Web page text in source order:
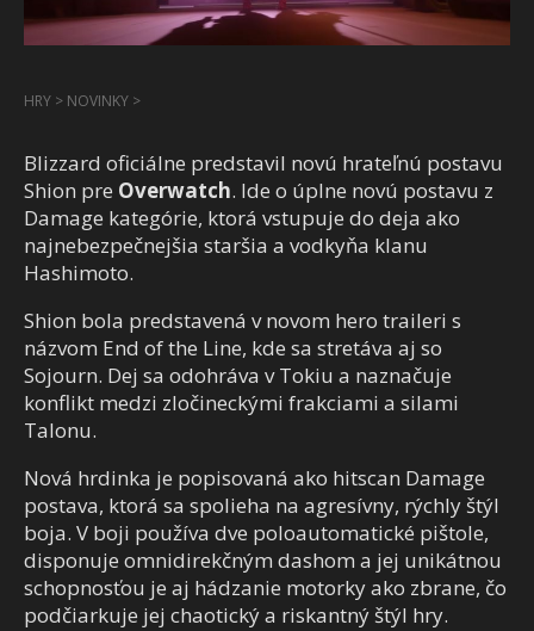
HRY > NOVINKY >
Blizzard oficiálne predstavil novú hrateľnú postavu
Shion pre Overwatch. Ide o úplne novú postavu z
Damage kategórie, ktorá vstupuje do deja ako
najnebezpečnejšia staršia a vodkyňa klanu
Hashimoto.
Shion bola predstavená v novom hero traileri s
názvom End of the Line, kde sa stretáva aj so
Sojourn. Dej sa odohráva v Tokiu a naznačuje
konflikt medzi zločineckými frakciami a silami
Talonu.
Nová hrdinka je popisovaná ako hitscan Damage
postava, ktorá sa spolieha na agresívny, rýchly štýl
boja. V boji používa dve poloautomatické pištole,
disponuje omnidirekčným dashom a jej unikátnou
schopnosťou je aj hádzanie motorky ako zbrane, čo
podčiarkuje jej chaotický a riskantný štýl hry.